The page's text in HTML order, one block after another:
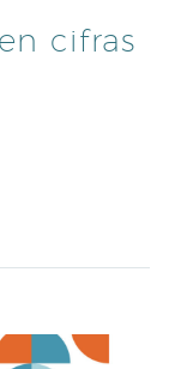
cifras